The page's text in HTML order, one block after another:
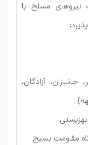
نیروهای مسلح با
جانبازان، آزادگان،